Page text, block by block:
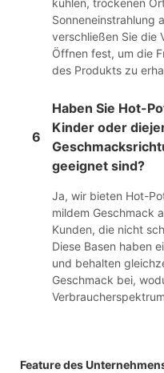
kühlen, trockenen
Sonneneinstrahlung
verschließen Sie die
Öffnen fest, um die
des Produkts zu
6
Haben Sie Hot-
Kinder oder
geeignet sind?
Ja, wir bieten Hot-
mildem Geschmack
Kunden, die nicht
Diese Basen haben
und behalten
Geschmack bei,
Feature des